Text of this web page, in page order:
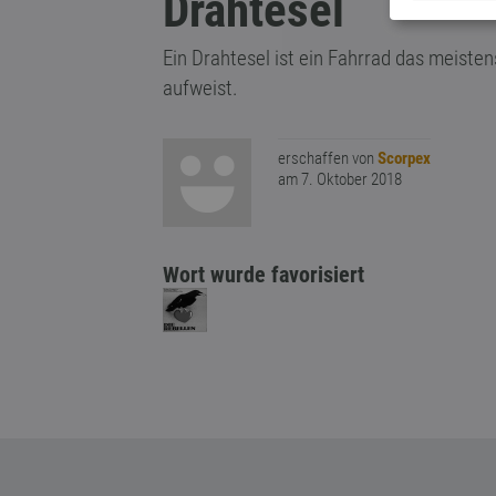
Ein Drahtesel ist ein Fahrrad das
aufweist.
erschaffen von Scorpex
am 7. Oktober 2018
Wort wurde favorisiert